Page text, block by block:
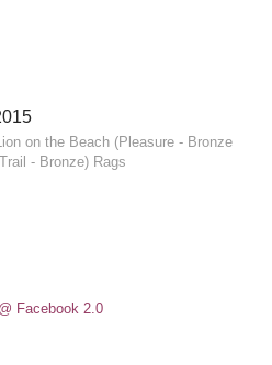
on the Beach (Pleasure - Bronze
- Bronze) Rags